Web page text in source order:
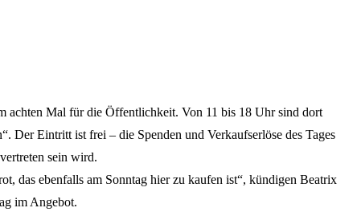
achten Mal für die Öffentlichkeit. Von 11 bis 18 Uhr sind dort
Der Eintritt ist frei – die Spenden und Verkaufserlöse des Tages
sein wird.
das ebenfalls am Sonntag hier zu kaufen ist“, kündigen Beatrix
im Angebot.